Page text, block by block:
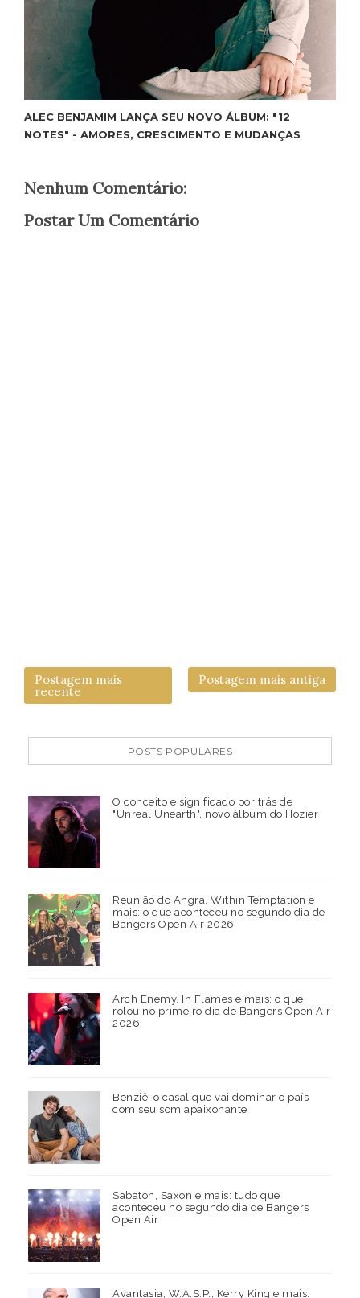
ALEC BENJAMIM LANÇA SEU NOVO ÁLBUM: "12
NOTES" - AMORES, CRESCIMENTO E MUDANÇAS
Nenhum Comentário:
Postar Um Comentário
Postagem mais
recente
Postagem mais antiga
POSTS POPULARES
O conceito e significado por trás de
"Unreal Unearth", novo álbum do Hozier
Reunião do Angra, Within Temptation e
mais: o que aconteceu no segundo dia de
Bangers Open Air 2026
Arch Enemy, In Flames e mais: o que
rolou no primeiro dia de Bangers Open Air
2026
Benziê: o casal que vai dominar o país
com seu som apaixonante
Sabaton, Saxon e mais: tudo que
aconteceu no segundo dia de Bangers
Open Air
Avantasia, W.A.S.P., Kerry King e mais: